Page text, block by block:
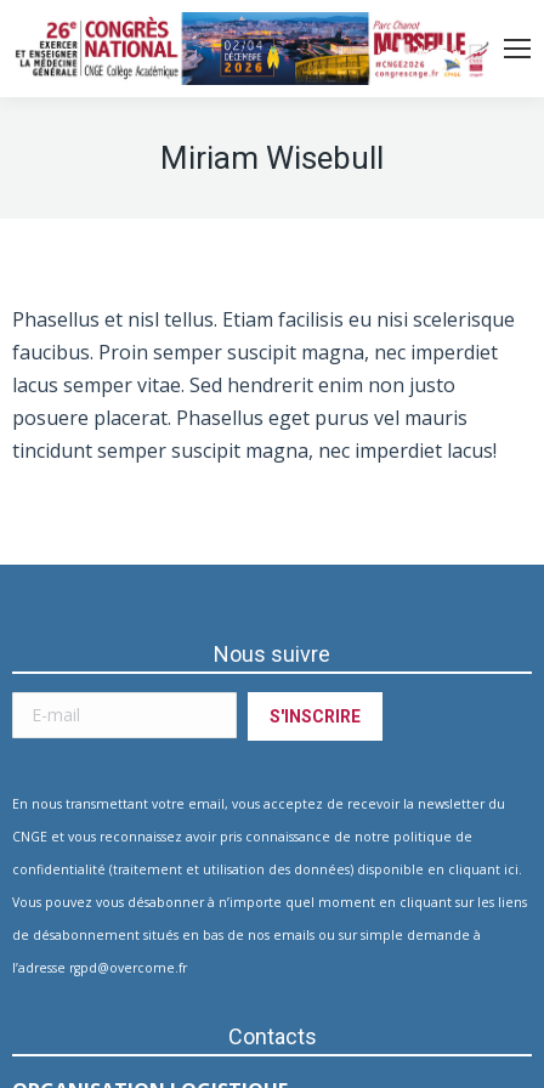
Miriam Wisebull
Phasellus et nisl tellus. Etiam facilisis eu nisi scelerisque
faucibus. Proin semper suscipit magna, nec imperdiet
lacus semper vitae. Sed hendrerit enim non justo
posuere placerat. Phasellus eget purus vel mauris
tincidunt semper suscipit magna, nec imperdiet lacus!
Nous suivre
En nous transmettant votre email, vous acceptez de recevoir la newsletter du
CNGE et vous reconnaissez avoir pris connaissance de notre politique de
confidentialité (traitement et utilisation des données) disponible en cliquant ici.
Vous pouvez vous désabonner à n’importe quel moment en cliquant sur les liens
de désabonnement situés en bas de nos emails ou sur simple demande à
l’adresse rgpd@overcome.fr
Contacts